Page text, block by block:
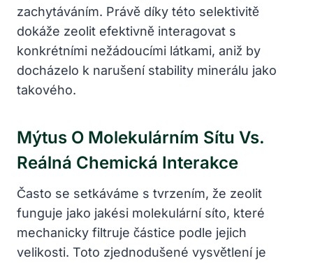
zachytáváním. Právě díky této selektivitě
dokáže zeolit efektivně interagovat s
konkrétními nežádoucími látkami, aniž by
docházelo k narušení stability minerálu jako
takového.
Mýtus O Molekulárním Sítu Vs.
Reálná Chemická Interakce
Často se setkáváme s tvrzením, že zeolit
funguje jako jakési molekulární síto, které
mechanicky filtruje částice podle jejich
velikosti. Toto zjednodušené vysvětlení je